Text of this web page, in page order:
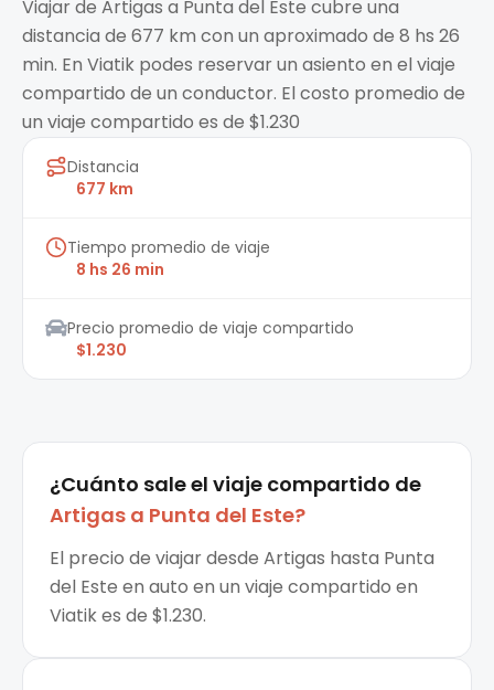
Viajar de Artigas a Punta del Este cubre una
distancia de 677 km con un aproximado de 8 hs 26
min. En Viatik podes reservar un asiento en el viaje
compartido de un conductor. El costo promedio de
un viaje compartido es de $1.230
Distancia
677 km
Tiempo promedio de viaje
8 hs 26 min
Precio promedio de viaje compartido
$1.230
¿Cuánto sale el viaje compartido de
Artigas a Punta del Este?
El precio de viajar desde Artigas hasta Punta
del Este en auto en un viaje compartido en
Viatik es de $1.230.